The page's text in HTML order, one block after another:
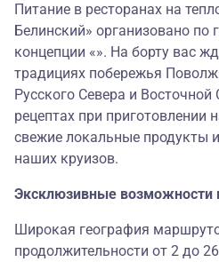
Питание в ресторанах на
Белинский» организовано по
концепции «». На борту вас
традициях побережья
Русского Севера и Восточной
рецептах при приготовлении
свежие локальные продукты
наших круизов.
Эксклюзивные возможности
Широкая география
продолжительности от 2 до